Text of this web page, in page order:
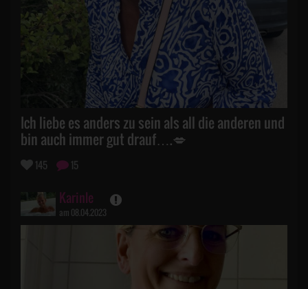
Ich liebe es anders zu sein als all die anderen und
bin auch immer gut drauf….💋
145 15
Karinle
am 08.04.2023